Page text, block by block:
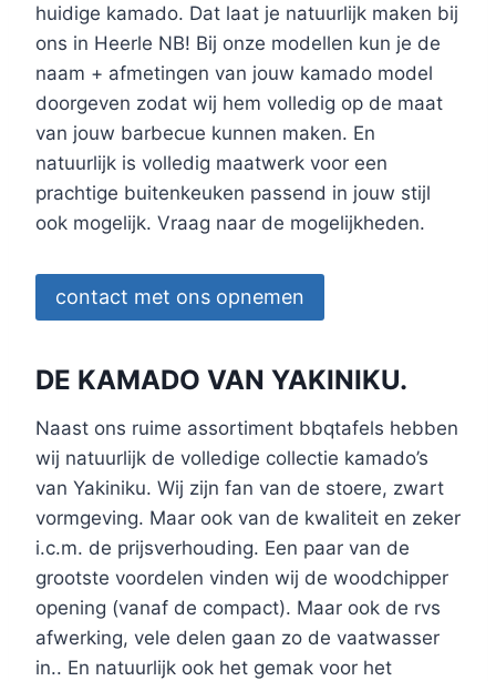
huidige kamado. Dat laat je natuurlijk maken bij
ons in Heerle NB! Bij onze modellen kun je de
naam + afmetingen van jouw kamado model
doorgeven zodat wij hem volledig op de maat
van jouw barbecue kunnen maken. En
natuurlijk is volledig maatwerk voor een
prachtige buitenkeuken passend in jouw stijl
ook mogelijk. Vraag naar de mogelijkheden.
contact met ons opnemen
DE KAMADO VAN YAKINIKU.
Naast ons ruime assortiment bbqtafels hebben
wij natuurlijk de volledige collectie kamado’s
van Yakiniku. Wij zijn fan van de stoere, zwart
vormgeving. Maar ook van de kwaliteit en zeker
i.c.m. de prijsverhouding. Een paar van de
grootste voordelen vinden wij de woodchipper
opening (vanaf de compact). Maar ook de rvs
afwerking, vele delen gaan zo de vaatwasser
in.. En natuurlijk ook het gemak voor het